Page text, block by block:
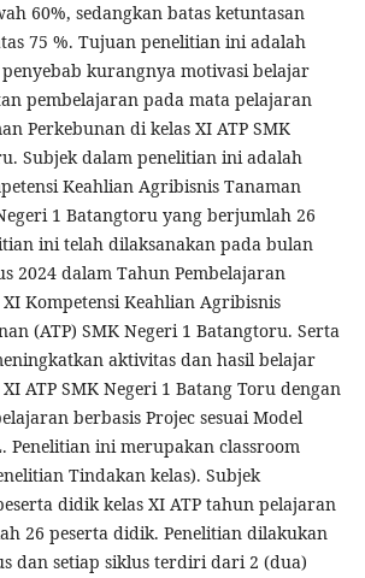
60%, sedangkan batas ketuntasan
75 %. Tujuan penelitian ini adalah
kurangnya motivasi belajar
pembelajaran pada mata pelajaran
Perkebunan di kelas XI ATP SMK
Subjek dalam penelitian ini adalah
Keahlian Agribisnis Tanaman
1 Batangtoru yang berjumlah 26
ini telah dilaksanakan pada bulan
2024 dalam Tahun Pembelajaran
XI Kompetensi Keahlian Agribisnis
(ATP) SMK Negeri 1 Batangtoru. Serta
aktivitas dan hasil belajar
ATP SMK Negeri 1 Batang Toru dengan
berbasis Projec sesuai Model
Penelitian ini merupakan classroom
Tindakan kelas). Subjek
didik kelas XI ATP tahun pelajaran
26 peserta didik. Penelitian dilakukan
dan setiap siklus terdiri dari 2 (dua)